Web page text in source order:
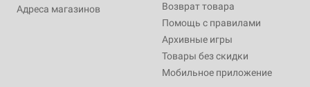
Адреса магазинов
Возврат товара
Помощь с правилами
Архивные игры
Товары без скидки
Мобильное приложение